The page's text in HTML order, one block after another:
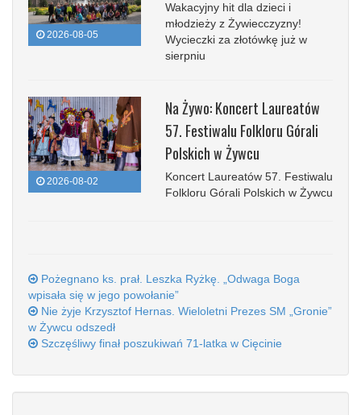
2026-08-05
Wakacyjny hit dla dzieci i
młodzieży z Żywiecczyzny!
Wycieczki za złotówkę już w
sierpniu
2026-08-02
Na Żywo: Koncert Laureatów
57. Festiwalu Folkloru Górali
Polskich w Żywcu
Koncert Laureatów 57. Festiwalu
Folkloru Górali Polskich w Żywcu
Pożegnano ks. prał. Leszka Ryżkę. „Odwaga Boga
wpisała się w jego powołanie”
Nie żyje Krzysztof Hernas. Wieloletni Prezes SM „Gronie”
w Żywcu odszedł
Szczęśliwy finał poszukiwań 71-latka w Cięcinie